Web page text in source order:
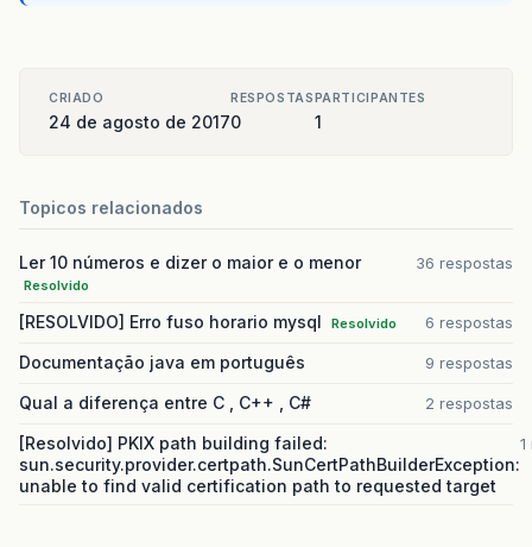
CRIADO
24 de agosto de 2017
RESPOSTAS
0
PARTICIPANTES
1
Topicos relacionados
Ler 10 números e dizer o maior e o menor
Resolvido
36 respostas
[RESOLVIDO] Erro fuso horario mysql Resolvido 6 respostas
Documentação java em português 9 respostas
Qual a diferença entre C , C++ , C# 2 respostas
[Resolvido] PKIX path building failed:
sun.security.provider.certpath.SunCertPathBuilderException:
unable to find valid certification path to requested target